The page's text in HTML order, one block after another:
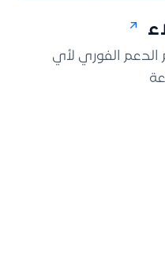
الدعم الفوري لأي